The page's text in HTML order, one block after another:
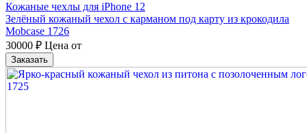
Кожаные чехлы для iPhone 12
Зелёный кожаный чехол с карманом под карту из крокодила
Mobcase 1726
30000 ₽ Цена от
Заказать